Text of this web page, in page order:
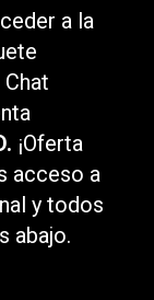
a la
¡Oferta
acceso a
y todos
abajo.